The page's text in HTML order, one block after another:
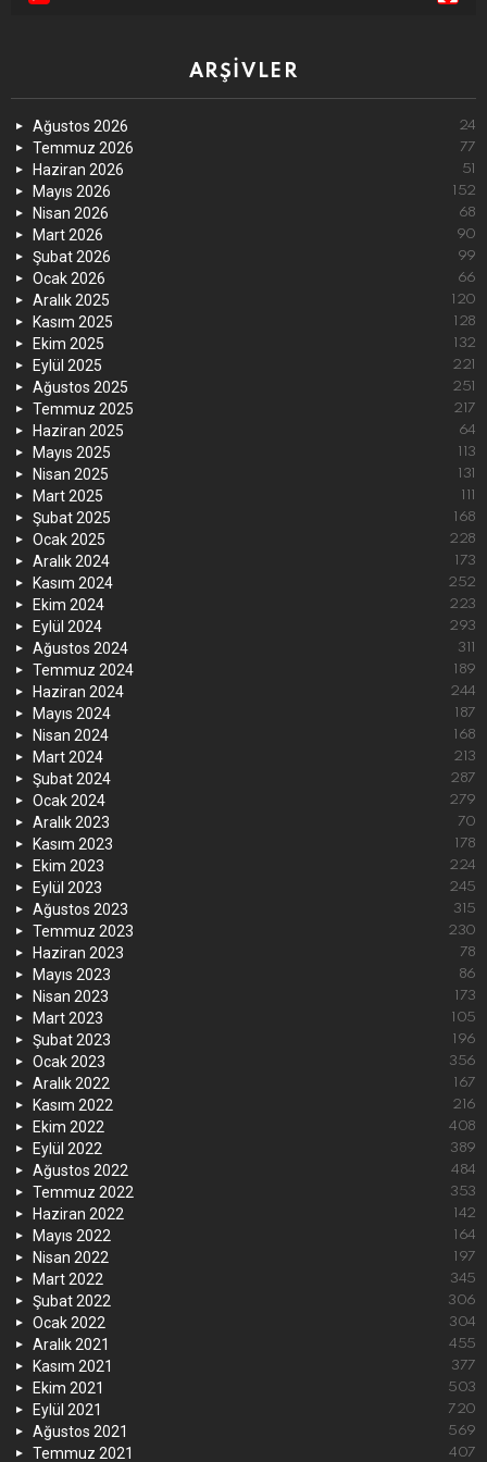
ARŞIVLER
Ağustos 2026 24
Temmuz 2026 77
Haziran 2026 51
Mayıs 2026 152
Nisan 2026 68
Mart 2026 90
Şubat 2026 99
Ocak 2026 66
Aralık 2025 120
Kasım 2025 128
Ekim 2025 132
Eylül 2025 221
Ağustos 2025 251
Temmuz 2025 217
Haziran 2025 64
Mayıs 2025 113
Nisan 2025 131
Mart 2025 111
Şubat 2025 168
Ocak 2025 228
Aralık 2024 173
Kasım 2024 252
Ekim 2024 223
Eylül 2024 293
Ağustos 2024 311
Temmuz 2024 189
Haziran 2024 244
Mayıs 2024 187
Nisan 2024 168
Mart 2024 213
Şubat 2024 287
Ocak 2024 279
Aralık 2023 70
Kasım 2023 178
Ekim 2023 224
Eylül 2023 245
Ağustos 2023 315
Temmuz 2023 230
Haziran 2023 78
Mayıs 2023 86
Nisan 2023 173
Mart 2023 105
Şubat 2023 196
Ocak 2023 356
Aralık 2022 167
Kasım 2022 216
Ekim 2022 408
Eylül 2022 389
Ağustos 2022 484
Temmuz 2022 353
Haziran 2022 142
Mayıs 2022 164
Nisan 2022 197
Mart 2022 345
Şubat 2022 306
Ocak 2022 304
Aralık 2021 455
Kasım 2021 377
Ekim 2021 503
Eylül 2021 720
Ağustos 2021 569
Temmuz 2021 407